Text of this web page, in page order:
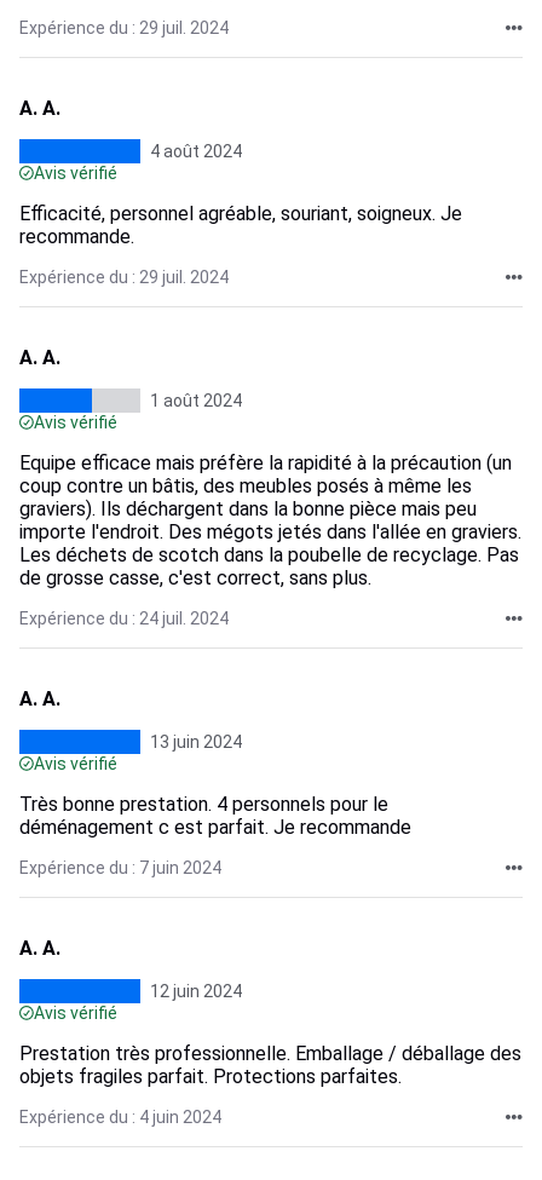
Expérience du : 29 juil. 2024
A. A.
4 août 2024
Avis vérifié
Efficacité, personnel agréable, souriant, soigneux. Je
recommande.
Expérience du : 29 juil. 2024
A. A.
1 août 2024
Avis vérifié
Equipe efficace mais préfère la rapidité à la précaution (un
coup contre un bâtis, des meubles posés à même les
graviers). Ils déchargent dans la bonne pièce mais peu
importe l'endroit. Des mégots jetés dans l'allée en graviers.
Les déchets de scotch dans la poubelle de recyclage. Pas
de grosse casse, c'est correct, sans plus.
Expérience du : 24 juil. 2024
A. A.
13 juin 2024
Avis vérifié
Très bonne prestation. 4 personnels pour le
déménagement c est parfait. Je recommande
Expérience du : 7 juin 2024
A. A.
12 juin 2024
Avis vérifié
Prestation très professionnelle. Emballage / déballage des
objets fragiles parfait. Protections parfaites.
Expérience du : 4 juin 2024